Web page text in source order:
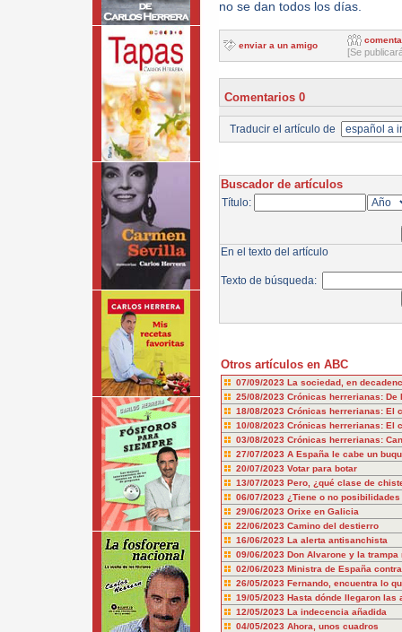
no se dan todos los días.
enviar a un amigo
[Se
Comentarios 0
Traducir el artículo de
Buscador de artículos
Título:
En el texto del artículo
Texto de búsqueda:
Otros artículos en ABC
07/09/2023 La sociedad, en
25/08/2023 Crónicas herrerianas: De
18/08/2023 Crónicas herrerianas: El
10/08/2023 Crónicas herrerianas: El
03/08/2023 Crónicas herrerianas:
27/07/2023 A España le cabe un
20/07/2023 Votar para botar
13/07/2023 Pero, ¿qué clase de
06/07/2023 ¿Tiene o no posibilidades
29/06/2023 Orixe en Galicia
22/06/2023 Camino del destierro
16/06/2023 La alerta antisanchista
09/06/2023 Don Alvarone y la trampa
02/06/2023 Ministra de España
26/05/2023 Fernando, encuentra lo
19/05/2023 Hasta dónde llegaron las
12/05/2023 La indecencia añadida
04/05/2023 Ahora, unos cuadros